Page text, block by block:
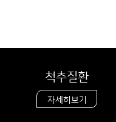
척추질환
자세히보기